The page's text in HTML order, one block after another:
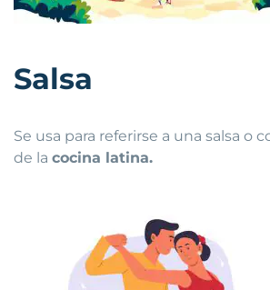
Salsa
Se usa para referirse a una salsa o
de la cocina latina.